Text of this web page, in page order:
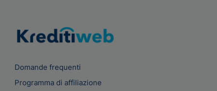
Domande frequenti
Programma di affiliazione